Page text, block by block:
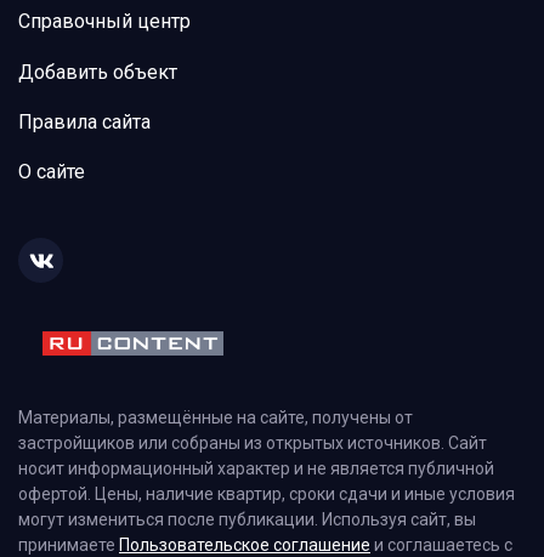
Справочный центр
Добавить объект
Правила сайта
О сайте
Материалы, размещённые на сайте, получены от
застройщиков или собраны из открытых источников. Сайт
носит информационный характер и не является публичной
офертой. Цены, наличие квартир, сроки сдачи и иные условия
могут измениться после публикации. Используя сайт, вы
принимаете Пользовательское соглашение и соглашаетесь с